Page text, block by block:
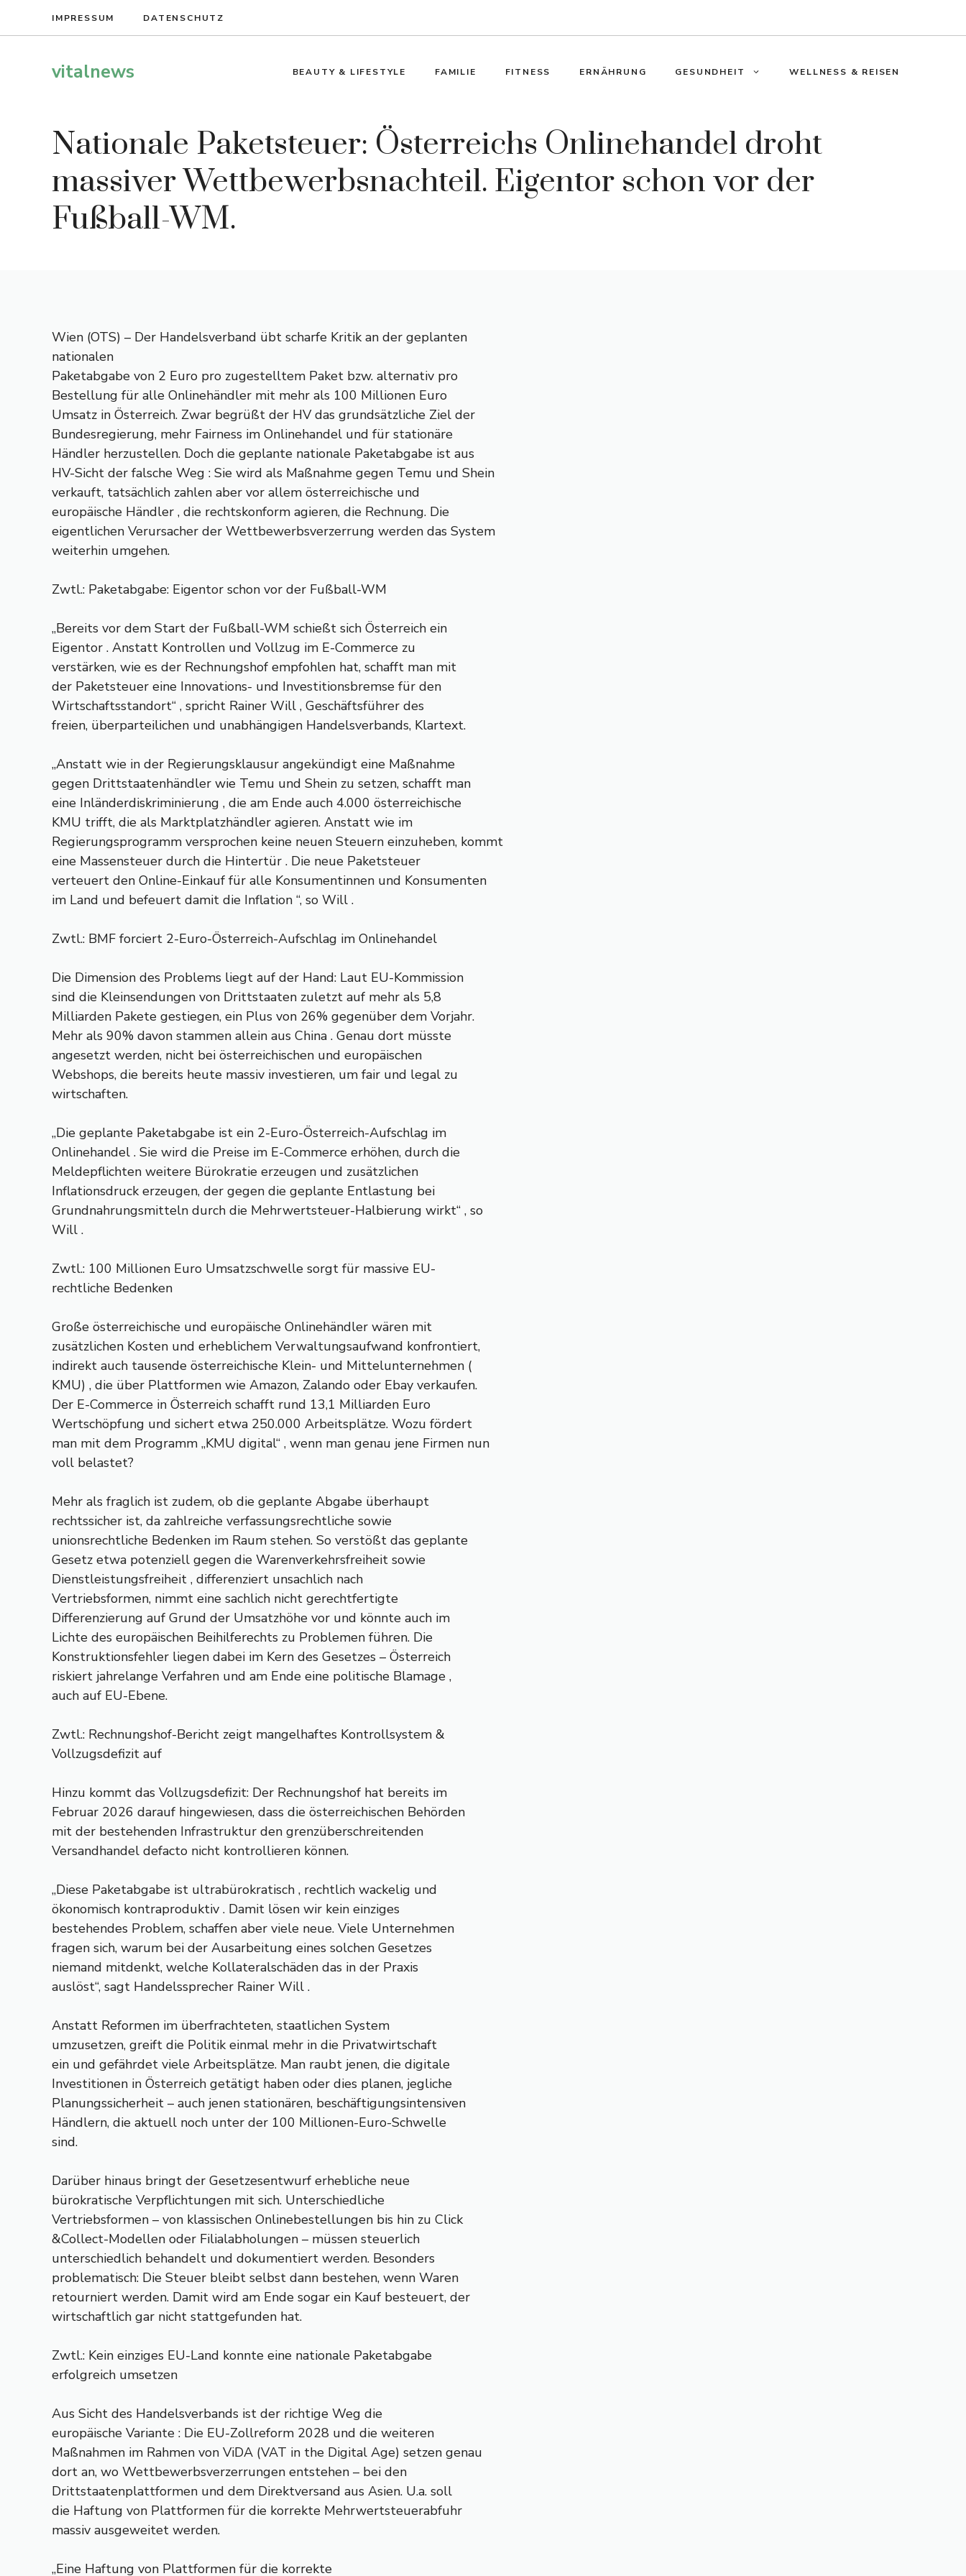
IMPRESSUM DATENSCHUTZ
vitalnews BEAUTY & LIFESTYLE FAMILIE FITNESS ERNÄHRUNG GESUNDHEIT WELLNESS & REISEN
Nationale Paketsteuer: Österreichs Onlinehandel droht
massiver Wettbewerbsnachteil. Eigentor schon vor der
Fußball-WM.
Wien (OTS) – Der Handelsverband übt scharfe Kritik an der geplanten
nationalen
Paketabgabe von 2 Euro pro zugestelltem Paket bzw. alternativ pro
Bestellung für alle Onlinehändler mit mehr als 100 Millionen Euro
Umsatz in Österreich. Zwar begrüßt der HV das grundsätzliche Ziel der
Bundesregierung, mehr Fairness im Onlinehandel und für stationäre
Händler herzustellen. Doch die geplante nationale Paketabgabe ist aus
HV-Sicht der falsche Weg : Sie wird als Maßnahme gegen Temu und Shein
verkauft, tatsächlich zahlen aber vor allem österreichische und
europäische Händler , die rechtskonform agieren, die Rechnung. Die
eigentlichen Verursacher der Wettbewerbsverzerrung werden das System
weiterhin umgehen.
Zwtl.: Paketabgabe: Eigentor schon vor der Fußball-WM
„Bereits vor dem Start der Fußball-WM schießt sich Österreich ein
Eigentor . Anstatt Kontrollen und Vollzug im E-Commerce zu
verstärken, wie es der Rechnungshof empfohlen hat, schafft man mit
der Paketsteuer eine Innovations- und Investitionsbremse für den
Wirtschaftsstandort“ , spricht Rainer Will , Geschäftsführer des
freien, überparteilichen und unabhängigen Handelsverbands, Klartext.
„Anstatt wie in der Regierungsklausur angekündigt eine Maßnahme
gegen Drittstaatenhändler wie Temu und Shein zu setzen, schafft man
eine Inländerdiskriminierung , die am Ende auch 4.000 österreichische
KMU trifft, die als Marktplatzhändler agieren. Anstatt wie im
Regierungsprogramm versprochen keine neuen Steuern einzuheben, kommt
eine Massensteuer durch die Hintertür . Die neue Paketsteuer
verteuert den Online-Einkauf für alle Konsumentinnen und Konsumenten
im Land und befeuert damit die Inflation “, so Will .
Zwtl.: BMF forciert 2-Euro-Österreich-Aufschlag im Onlinehandel
Die Dimension des Problems liegt auf der Hand: Laut EU-Kommission
sind die Kleinsendungen von Drittstaaten zuletzt auf mehr als 5,8
Milliarden Pakete gestiegen, ein Plus von 26% gegenüber dem Vorjahr.
Mehr als 90% davon stammen allein aus China . Genau dort müsste
angesetzt werden, nicht bei österreichischen und europäischen
Webshops, die bereits heute massiv investieren, um fair und legal zu
wirtschaften.
„Die geplante Paketabgabe ist ein 2-Euro-Österreich-Aufschlag im
Onlinehandel . Sie wird die Preise im E-Commerce erhöhen, durch die
Meldepflichten weitere Bürokratie erzeugen und zusätzlichen
Inflationsdruck erzeugen, der gegen die geplante Entlastung bei
Grundnahrungsmitteln durch die Mehrwertsteuer-Halbierung wirkt“ , so
Will .
Zwtl.: 100 Millionen Euro Umsatzschwelle sorgt für massive EU-
rechtliche Bedenken
Große österreichische und europäische Onlinehändler wären mit
zusätzlichen Kosten und erheblichem Verwaltungsaufwand konfrontiert,
indirekt auch tausende österreichische Klein- und Mittelunternehmen (
KMU) , die über Plattformen wie Amazon, Zalando oder Ebay verkaufen.
Der E-Commerce in Österreich schafft rund 13,1 Milliarden Euro
Wertschöpfung und sichert etwa 250.000 Arbeitsplätze. Wozu fördert
man mit dem Programm „KMU digital“ , wenn man genau jene Firmen nun
voll belastet?
Mehr als fraglich ist zudem, ob die geplante Abgabe überhaupt
rechtssicher ist, da zahlreiche verfassungsrechtliche sowie
unionsrechtliche Bedenken im Raum stehen. So verstößt das geplante
Gesetz etwa potenziell gegen die Warenverkehrsfreiheit sowie
Dienstleistungsfreiheit , differenziert unsachlich nach
Vertriebsformen, nimmt eine sachlich nicht gerechtfertigte
Differenzierung auf Grund der Umsatzhöhe vor und könnte auch im
Lichte des europäischen Beihilferechts zu Problemen führen. Die
Konstruktionsfehler liegen dabei im Kern des Gesetzes – Österreich
riskiert jahrelange Verfahren und am Ende eine politische Blamage ,
auch auf EU-Ebene.
Zwtl.: Rechnungshof-Bericht zeigt mangelhaftes Kontrollsystem &
Vollzugsdefizit auf
Hinzu kommt das Vollzugsdefizit: Der Rechnungshof hat bereits im
Februar 2026 darauf hingewiesen, dass die österreichischen Behörden
mit der bestehenden Infrastruktur den grenzüberschreitenden
Versandhandel defacto nicht kontrollieren können.
„Diese Paketabgabe ist ultrabürokratisch , rechtlich wackelig und
ökonomisch kontraproduktiv . Damit lösen wir kein einziges
bestehendes Problem, schaffen aber viele neue. Viele Unternehmen
fragen sich, warum bei der Ausarbeitung eines solchen Gesetzes
niemand mitdenkt, welche Kollateralschäden das in der Praxis
auslöst“, sagt Handelssprecher Rainer Will .
Anstatt Reformen im überfrachteten, staatlichen System
umzusetzen, greift die Politik einmal mehr in die Privatwirtschaft
ein und gefährdet viele Arbeitsplätze. Man raubt jenen, die digitale
Investitionen in Österreich getätigt haben oder dies planen, jegliche
Planungssicherheit – auch jenen stationären, beschäftigungsintensiven
Händlern, die aktuell noch unter der 100 Millionen-Euro-Schwelle
sind.
Darüber hinaus bringt der Gesetzesentwurf erhebliche neue
bürokratische Verpflichtungen mit sich. Unterschiedliche
Vertriebsformen – von klassischen Onlinebestellungen bis hin zu Click
&Collect-Modellen oder Filialabholungen – müssen steuerlich
unterschiedlich behandelt und dokumentiert werden. Besonders
problematisch: Die Steuer bleibt selbst dann bestehen, wenn Waren
retourniert werden. Damit wird am Ende sogar ein Kauf besteuert, der
wirtschaftlich gar nicht stattgefunden hat.
Zwtl.: Kein einziges EU-Land konnte eine nationale Paketabgabe
erfolgreich umsetzen
Aus Sicht des Handelsverbands ist der richtige Weg die
europäische Variante : Die EU-Zollreform 2028 und die weiteren
Maßnahmen im Rahmen von ViDA (VAT in the Digital Age) setzen genau
dort an, wo Wettbewerbsverzerrungen entstehen – bei den
Drittstaatenplattformen und dem Direktversand aus Asien. U.a. soll
die Haftung von Plattformen für die korrekte Mehrwertsteuerabfuhr
massiv ausgeweitet werden.
„Eine Haftung von Plattformen für die korrekte